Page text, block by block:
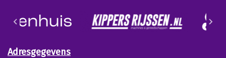
Adresgegevens